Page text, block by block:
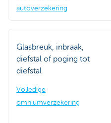
autoverzekering
Glasbreuk, inbraak,
diefstal of poging tot
diefstal
Volledige
omniumverzekering